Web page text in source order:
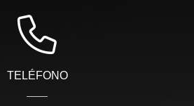
TELÉFONO